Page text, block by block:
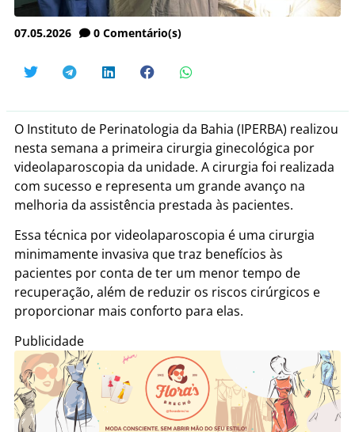
07.05.2026 0 Comentário(s)
O Instituto de Perinatologia da Bahia (IPERBA) realizou
nesta semana a primeira cirurgia ginecológica por
videolaparoscopia da unidade. A cirurgia foi realizada
com sucesso e representa um grande avanço na
melhoria da assistência prestada às pacientes.
Essa técnica por videolaparoscopia é uma cirurgia
minimamente invasiva que traz benefícios às
pacientes por conta de ter um menor tempo de
recuperação, além de reduzir os riscos cirúrgicos e
proporcionar mais conforto para elas.
Publicidade